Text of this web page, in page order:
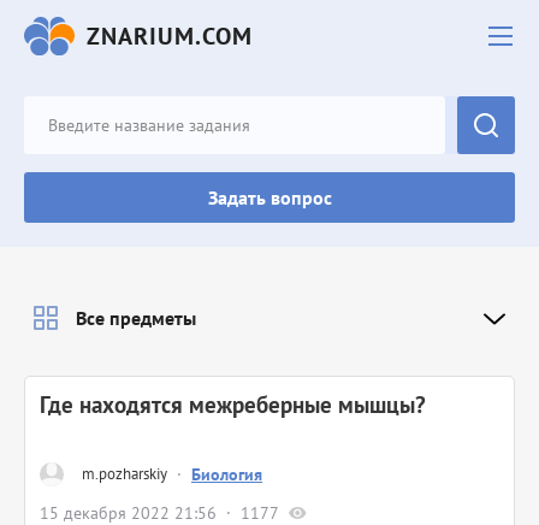
ZNARIUM.COM
Задать вопрос
m.pozharskiy · Биология
15 декабря 2022 21:56
1177
Где находятся межреберные мышцы?
Все предметы